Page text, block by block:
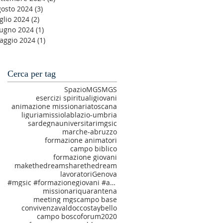
2024 (3)
2024 (2)
2024 (1)
2024 (1)
Cerca per tag
SpazioMGSMGS
esercizi spiritualigiovani
animazione missionariatoscana
liguriamissiolablazio-umbria
sardegnauniversitarimgsic
marche-abruzzo
formazione animatori
campo biblico
formazione giovani
makethedreamsharethedream
lavoratoriGenova
#mgsic #formazionegiovani #amatiechiamati #makethedream
missionariquarantena
meeting mgscampo base
convivenzavaldoccostaybello
campo boscoforum2020